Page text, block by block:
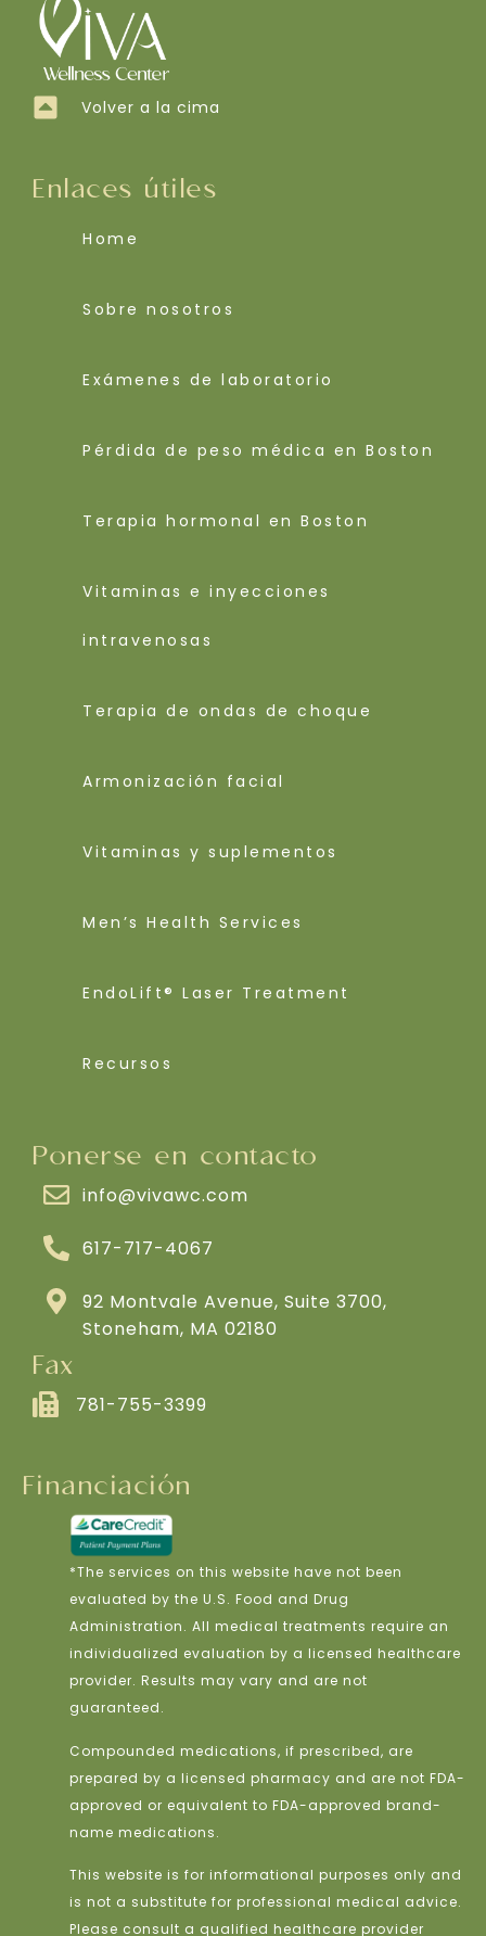
Volver a la cima
Enlaces útiles
Home
Sobre nosotros
Exámenes de laboratorio
Pérdida de peso médica en Boston
Terapia hormonal en Boston
Vitaminas e inyecciones
intravenosas
Terapia de ondas de choque
Armonización facial
Vitaminas y suplementos
Men’s Health Services
EndoLift® Laser Treatment
Recursos
Ponerse en contacto
info@vivawc.com
617-717-4067
92 Montvale Avenue, Suite 3700,
Stoneham, MA 02180
Fax
781-755-3399
Financiación
*The services on this website have not been
evaluated by the U.S. Food and Drug
Administration. All medical treatments require an
individualized evaluation by a licensed healthcare
provider. Results may vary and are not
guaranteed.
Compounded medications, if prescribed, are
prepared by a licensed pharmacy and are not FDA-
approved or equivalent to FDA-approved brand-
name medications.
This website is for informational purposes only and
is not a substitute for professional medical advice.
Please consult a qualified healthcare provider